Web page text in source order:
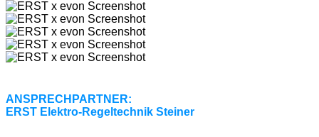
ANSPRECHPARTNER:
ERST Elektro-Regeltechnik Steiner